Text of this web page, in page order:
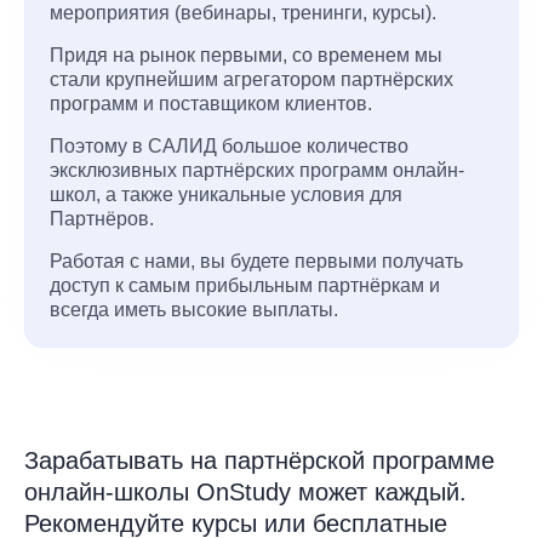
мероприятия (вебинары, тренинги, курсы).
Придя на рынок первыми, со временем мы
стали крупнейшим агрегатором партнёрских
программ и поставщиком клиентов.
Поэтому в САЛИД большое количество
эксклюзивных партнёрских программ онлайн-
школ, а также уникальные условия для
Партнёров.
Работая с нами, вы будете первыми получать
доступ к самым прибыльным партнёркам и
всегда иметь высокие выплаты.
Зарабатывать на партнёрской программе
онлайн-школы OnStudy может каждый.
Рекомендуйте курсы или бесплатные